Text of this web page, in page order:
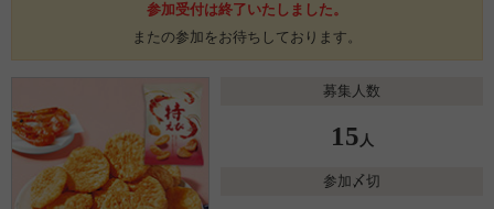
参加受付は終了いたしました。
またの参加をお待ちしております。
募集人数
15 人
参加〆切